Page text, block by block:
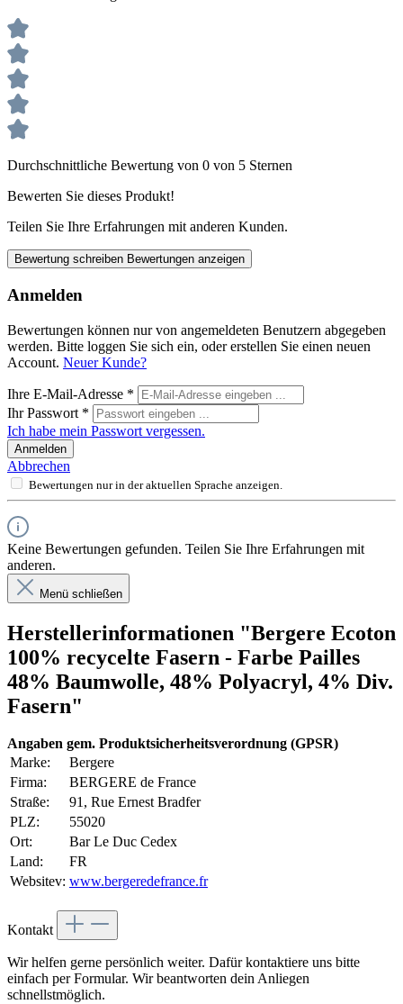
Durchschnittliche Bewertung von 0 von 5 Sternen
Bewerten Sie dieses Produkt!
Teilen Sie Ihre Erfahrungen mit anderen Kunden.
Bewertung schreiben Bewertungen anzeigen
Anmelden
Bewertungen können nur von angemeldeten Benutzern abgegeben
werden. Bitte loggen Sie sich ein, oder erstellen Sie einen neuen
Account. Neuer Kunde?
Ihre E-Mail-Adresse *
Ihr Passwort *
Ich habe mein Passwort vergessen.
Anmelden
Abbrechen
Bewertungen nur in der aktuellen Sprache anzeigen.
Keine Bewertungen gefunden. Teilen Sie Ihre Erfahrungen mit
anderen.
Menü schließen
Herstellerinformationen "Bergere Ecoton
100% recycelte Fasern - Farbe Pailles
48% Baumwolle, 48% Polyacryl, 4% Div.
Fasern"
Angaben gem. Produktsicherheitsverordnung (GPSR)
Marke:
Bergere
Firma:
BERGERE de France
Straße:
91, Rue Ernest Bradfer
PLZ:
55020
Ort:
Bar Le Duc Cedex
Land:
FR
Websitev: www.bergeredefrance.fr
Kontakt
Wir helfen gerne persönlich weiter. Dafür kontaktiere uns bitte
einfach per Formular. Wir beantworten dein Anliegen
schnellstmöglich.